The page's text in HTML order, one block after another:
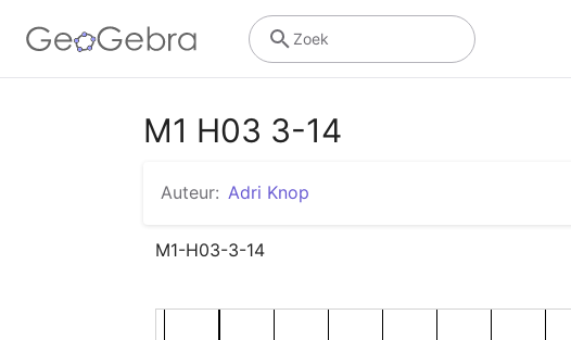
Zoek
M1 H03 3-14
Auteur: Adri Knop
M1-H03-3-14